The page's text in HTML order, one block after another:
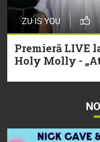
ZU IS YOU
Premieră LIVE
Holy Molly -